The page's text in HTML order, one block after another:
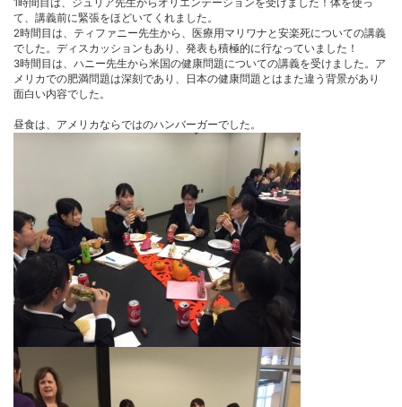
1時間目は、ジュリア先生からオリエンテーションを受けました！体を使っ
て、講義前に緊張をほどいてくれました。
2時間目は、ティファニー先生から、医療用マリワナと安楽死についての講義
でした。ディスカッションもあり、発表も積極的に行なっていました！
3時間目は、ハニー先生から米国の健康問題についての講義を受けました。ア
メリカでの肥満問題は深刻であり、日本の健康問題とはまた違う背景があり
面白い内容でした。
昼食は、アメリカならではのハンバーガーでした。